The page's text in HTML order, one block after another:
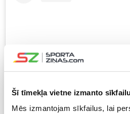
Šī tīmekļa vietne izmanto
Mēs izmantojam sīkfailus, lai